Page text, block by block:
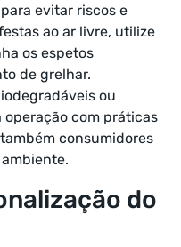
evitar riscos e
ao ar livre, utilize
os espetos
de grelhar.
ou
com práticas
consumidores
do